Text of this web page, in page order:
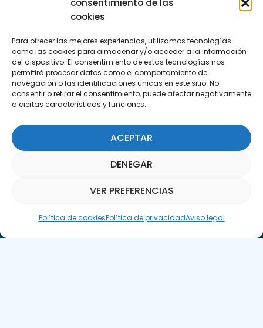
consentimiento de las
cookies
Para ofrecer las mejores experiencias, utilizamos tecnologías
como las cookies para almacenar y/o acceder a la información
del dispositivo. El consentimiento de estas tecnologías nos
permitirá procesar datos como el comportamiento de
navegación o las identificaciones únicas en este sitio. No
consentir o retirar el consentimiento, puede afectar negativamente
a ciertas características y funciones.
ACEPTAR
DENEGAR
VER PREFERENCIAS
Política de cookiesPolítica de privacidadAviso legal
Encuéntranos
C/Marie Curie, 35
29590 Campanillas, Málaga
Suscríbete a nuestra Newsletter
SUSCRÍBETE AQUÍ